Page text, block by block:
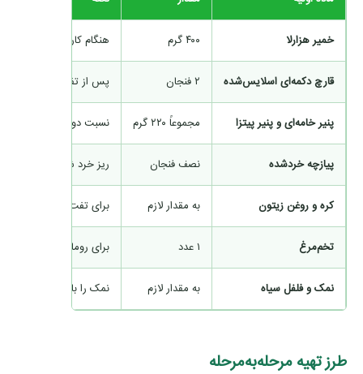
خمیر هزارلا ۴۰۰ گرم هنگام کار سرد باشد،
قارچ دکمه‌ای اسلایس‌شده ۲ فنجان پس از تفت باید کف
پنیر خامه‌ای و پنیر پیتزا مجموعاً ۲۲۰ گرم نسبت دو پنیر را
پیازچه خردشده نصف فنجان ریز خرد شود تا هنگام
کره و روغن زیتون به مقدار لازم برای تفت‌دادن قارچ.
تخم‌مرغ ۱ عدد برای رومال.
نمک و فلفل سیاه به مقدار لازم نمک را با توجه به شوری
طرز تهیه مرحله‌به‌مرحله